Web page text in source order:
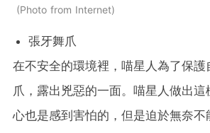
Photo from Internet
張牙舞爪
在不安全的環境裡，喵星人為了保護
爪，露出兇惡的一面。喵星人做出
心也是感到害怕的，但是迫於無奈不